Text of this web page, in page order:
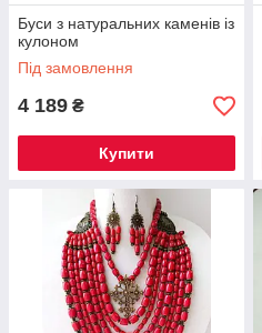
Буси з натуральних каменів із
кулоном
Під замовлення
4 189 ₴
Купити